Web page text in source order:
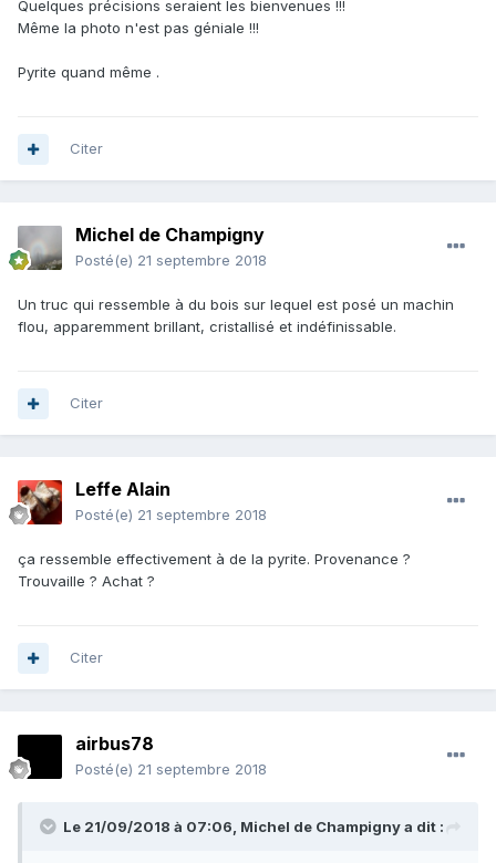
Quelques précisions seraient les bienvenues !!!
Même la photo n'est pas géniale !!!
Pyrite quand même .
Citer
Michel de Champigny
Posté(e) 21 septembre 2018
Un truc qui ressemble à du bois sur lequel est posé un machin
flou, apparemment brillant, cristallisé et indéfinissable.
Citer
Leffe Alain
Posté(e) 21 septembre 2018
ça ressemble effectivement à de la pyrite. Provenance ?
Trouvaille ? Achat ?
Citer
airbus78
Posté(e) 21 septembre 2018
Le 21/09/2018 à 07:06, Michel de Champignya dit :